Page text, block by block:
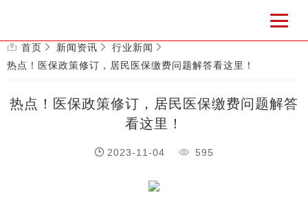
首页 新闻资讯
行业新闻
热点！医保政策修订，居民医保缴费问题解答看这里！
热点！医保政策修订，居民医保缴费问题解答
看这里！
2023-11-04 595